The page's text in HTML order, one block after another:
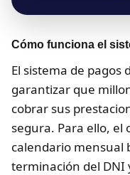
Cómo funciona el
El sistema de pagos
garantizar que
cobrar sus
segura. Para ello, el
calendario mensual
terminación del DNI